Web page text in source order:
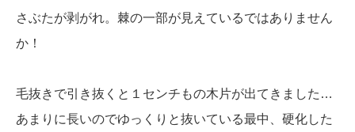
さぶたが剥がれ。棘の一部が見えているではありません
か！
毛抜きで引き抜くと１センチもの木片が出てきました…
あまりに長いのでゆっくりと抜いている最中、硬化した